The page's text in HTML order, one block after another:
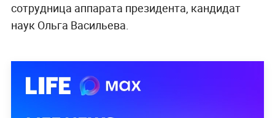
сотрудница аппарата президента, кандидат
наук Ольга Васильева.